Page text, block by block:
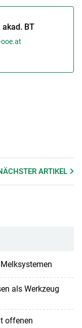
BT
ARTIKEL
als Werkzeug
offenen